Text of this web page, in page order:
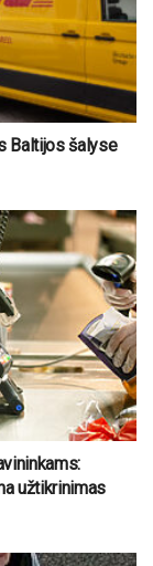
Baltijos šalyse
užtikrinimas